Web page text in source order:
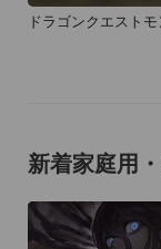
ドラゴンクエスト
新着家庭用